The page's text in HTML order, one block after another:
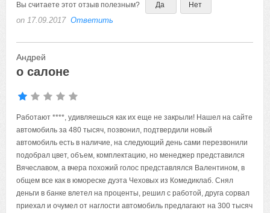
Вы считаете этот отзыв полезным? Да Нет
on 17.09.2017 Ответить
Андрей
о салоне
Работают ****, удивляешься как их еще не закрыли! Нашел на сайте
автомобиль за 480 тысяч, позвонил, подтвердили новый
автомобиль есть в наличие, на следующий день сами перезвонили
подобрал цвет, объем, комплектацию, но менеджер представился
Вячеславом, а вчера похожий голос представлялся Валентином, в
общем все как в юмореске дуэта Чеховых из Комедиклаб. Снял
деньги в банке влетел на проценты, решил с работой, друга сорвал
приехал и очумел от наглости автомобиль предлагают на 300 тысяч